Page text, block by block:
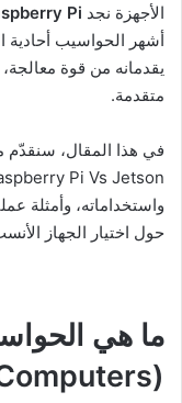
الأجهزة نجد Pi
يقدمانه من قوة
متقدمة.
في هذا المقال، سنقدّم
واستخداماته، وأمثلة
حول اختيار الجهاز
ما هي
(Single Board Computers)؟